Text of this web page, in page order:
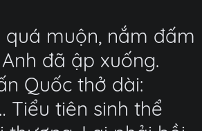
quá muộn, nắm đấm
đã ập xuống.
Quốc thở dài:
Tiểu tiên sinh thể